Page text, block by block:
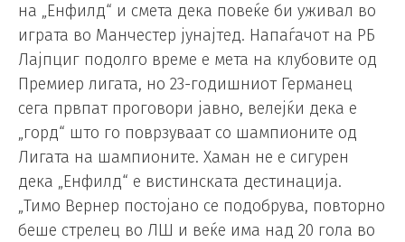
на „Енфилд“ и смета дека повеќе би уживал во
играта во Манчестер јунајтед. Напаѓачот на РБ
Лајпциг подолго време е мета на клубовите од
Премиер лигата, но 23-годишниот Германец
сега првпат проговори јавно, велејќи дека е
„горд“ што го поврзуваат со шампионите од
Лигата на шампионите. Хаман не е сигурен
дека „Енфилд“ е вистинската дестинација.
„Тимо Вернер постојано се подобрува, повторно
беше стрелец во ЛШ и веќе има над 20 гола во